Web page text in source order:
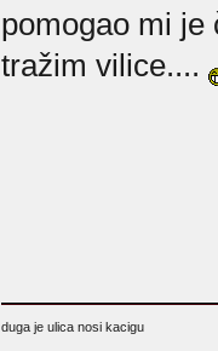
pomogao mi
tražim vilice....
duga je ulica nosi kacigu